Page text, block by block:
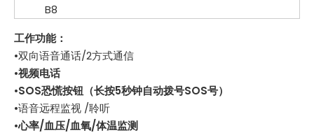
B8
工作功能：
•双向语音通话/2方式通信
•视频电话
•SOS恐慌按钮（长按5秒钟自动拨号SOS号）
•语音远程监视 /聆听
•心率/血压/血氧/体温监测